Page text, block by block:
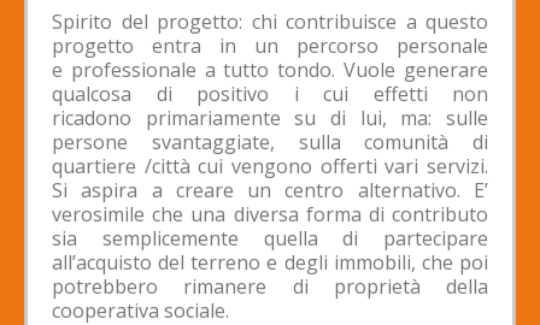
Spirito del progetto: chi contribuisce a questo
progetto entra in un percorso personale
e professionale a tutto tondo. Vuole generare
qualcosa di positivo i cui effetti non
ricadono primariamente su di lui, ma: sulle
persone svantaggiate, sulla comunità di
quartiere /città cui vengono offerti vari servizi.
Si aspira a creare un centro alternativo. E’
verosimile che una diversa forma di contributo
sia semplicemente quella di partecipare
all’acquisto del terreno e degli immobili, che poi
potrebbero rimanere di proprietà della
cooperativa sociale.